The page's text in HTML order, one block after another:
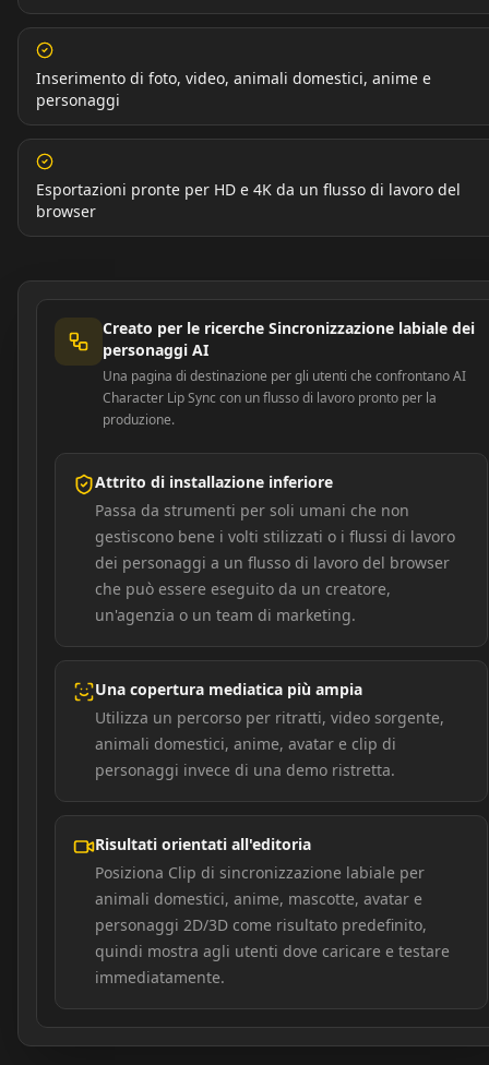
Inserimento di foto, video, animali domestici, anime e
personaggi
Esportazioni pronte per HD e 4K da un flusso di lavoro del
browser
Creato per le ricerche Sincronizzazione labiale dei
personaggi AI
Una pagina di destinazione per gli utenti che confrontano AI
Character Lip Sync con un flusso di lavoro pronto per la
produzione.
Attrito di installazione inferiore
Passa da strumenti per soli umani che non
gestiscono bene i volti stilizzati o i flussi di lavoro
dei personaggi a un flusso di lavoro del browser
che può essere eseguito da un creatore,
un'agenzia o un team di marketing.
Una copertura mediatica più ampia
Utilizza un percorso per ritratti, video sorgente,
animali domestici, anime, avatar e clip di
personaggi invece di una demo ristretta.
Risultati orientati all'editoria
Posiziona Clip di sincronizzazione labiale per
animali domestici, anime, mascotte, avatar e
personaggi 2D/3D come risultato predefinito,
quindi mostra agli utenti dove caricare e testare
immediatamente.